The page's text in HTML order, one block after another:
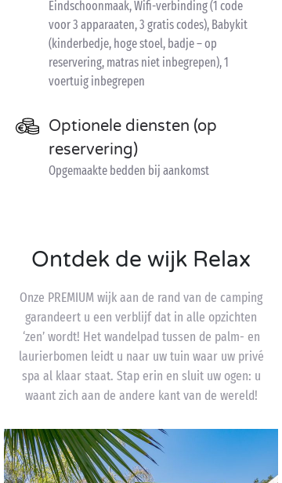
Eindschoonmaak, Wifi-verbinding (1 code
voor 3 apparaaten, 3 gratis codes), Babykit
(kinderbedje, hoge stoel, badje – op
reservering, matras niet inbegrepen), 1
voertuig inbegrepen
Optionele diensten (op
reservering)
Opgemaakte bedden bij aankomst
Ontdek de wijk Relax
Onze PREMIUM wijk aan de rand van de camping
garandeert u een verblijf dat in alle opzichten
‘zen’ wordt! Het wandelpad tussen de palm- en
laurierbomen leidt u naar uw tuin waar uw privé
spa al klaar staat. Stap erin en sluit uw ogen: u
waant zich aan de andere kant van de wereld!